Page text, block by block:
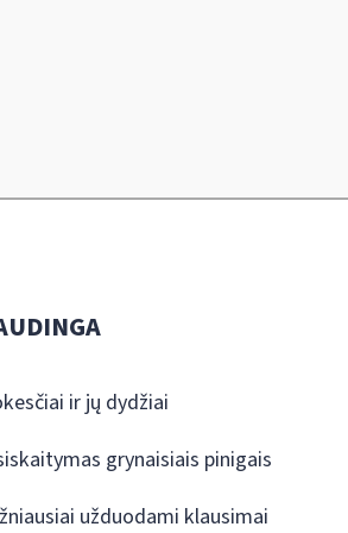
ir jų dydžiai
grynaisiais pinigais
užduodami klausimai